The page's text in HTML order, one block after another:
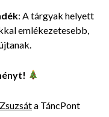
: A tárgyak helyett
emlékezetesebb,
a TáncPont